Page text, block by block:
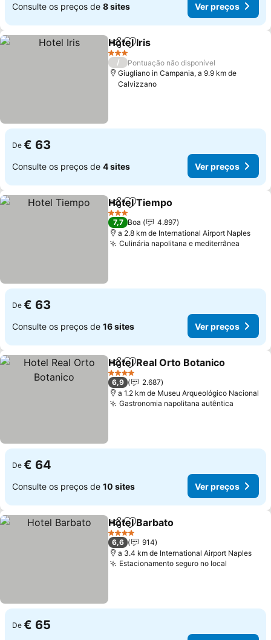
Consulte os preços de 8 sites Ver preços
PartilharAdicionar aos favoritos
Hotel Iris
3 Estrelas
/
Pontuação não disponível
Giugliano in Campania, a 9.9 km de
Calvizzano
De € 63
Consulte os preços de 4 sites Ver preços
PartilharAdicionar aos favoritos
Hotel Tiempo
3 Estrelas
7,7 Boa
4.897
a 2.8 km de International Airport Naples
Culinária napolitana e mediterrânea
De € 63
Consulte os preços de 16 sites Ver preços
PartilharAdicionar aos favoritos
Hotel Real Orto Botanico
4 Estrelas
6,9
2.687
a 1.2 km de Museu Arqueológico Nacional
Gastronomia napolitana autêntica
De € 64
Consulte os preços de 10 sites Ver preços
PartilharAdicionar aos favoritos
Hotel Barbato
4 Estrelas
6,6
914
a 3.4 km de International Airport Naples
Estacionamento seguro no local
De € 65